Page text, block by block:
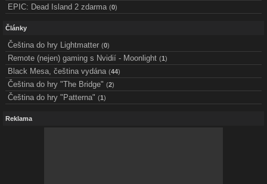
EPIC: Dead Island 2 zdarma (0)
Články
Čeština do hry Lightmatter (0)
Remote (nejen) gaming s Nvidií - Moonlight (1 )
Black Mesa, čeština vydána (44)
Čeština do hry "The Bridge" (2)
Čeština do hry "Patterna" (1 )
Reklama